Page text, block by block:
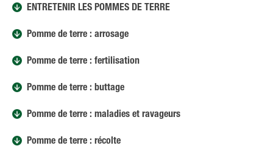
ENTRETENIR LES POMMES DE TERRE
Pomme de terre : arrosage
Pomme de terre : fertilisation
Pomme de terre : buttage
Pomme de terre : maladies et ravageurs
Pomme de terre : récolte